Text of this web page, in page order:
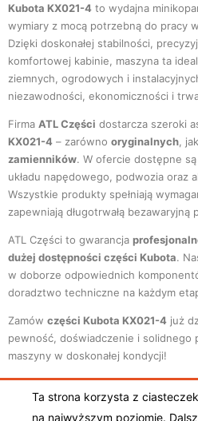
Kubota KX021-4 to wydajna
wymiary z mocą potrzebną do pracy
Dzięki doskonałej stabilności,
komfortowej kabinie, maszyna ta
ziemnych, ogrodowych i
niezawodności, ekonomiczności i
Firma ATL Części dostarcza szeroki
KX021-4 – zarówno oryginalnych ,
zamienników. W ofercie dostępne
układu napędowego, podwozia oraz
Wszystkie produkty spełniają
zapewniają długotrwałą bezawaryjną
ATL Części to gwarancja
dużej dostępności części Kubota.
w doborze odpowiednich
doradztwo techniczne na każdym
Zamów części Kubota KX021-4 już
pewność, doświadczenie i solidnego
maszyny w doskonałej kondycji!
Ogólne warunki sprzedaży |
Ta strona korzysta z
na najwyższym poziomie.